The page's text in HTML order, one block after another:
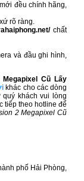
đều chính hãng,
rõ ràng.
chất
và đầu ghi hình,
Cũ Lấy
khác cho các dòng
quý khách vui lòng
tiếp theo hotline để
2 Megapixel Cũ
phố Hải Phòng,